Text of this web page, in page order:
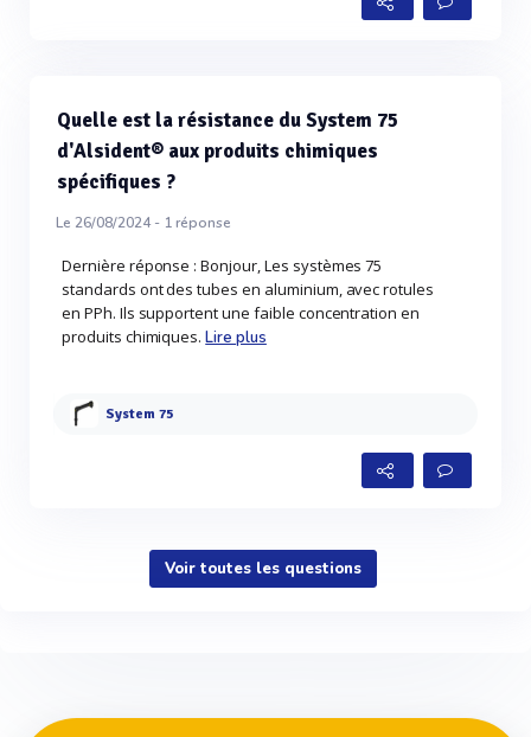
Quelle est la résistance du System 75
d'Alsident® aux produits chimiques
spécifiques ?
Le 26/08/2024 - 1réponse
Dernière réponse : Bonjour, Les systèmes 75
standards ont des tubes en aluminium, avec rotules
en PPh. Ils supportent une faible concentration en
produits chimiques.Lire plus
System 75
Voir toutes les questions